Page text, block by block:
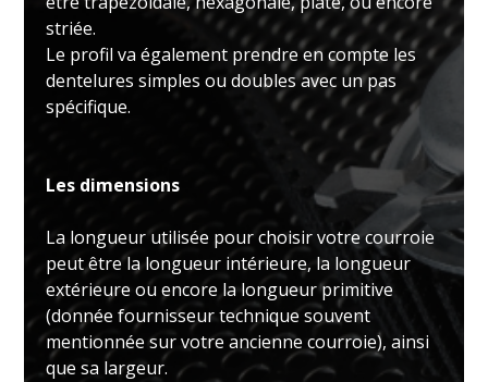
striée.
Le profil va également prendre en compte les
dentelures simples ou doubles avec un pas
spécifique.
Les dimensions
La longueur utilisée pour choisir votre courroie
peut être la longueur intérieure, la longueur
extérieure ou encore la longueur primitive
(donnée fournisseur technique souvent
mentionnée sur votre ancienne courroie), ainsi
que sa largeur.